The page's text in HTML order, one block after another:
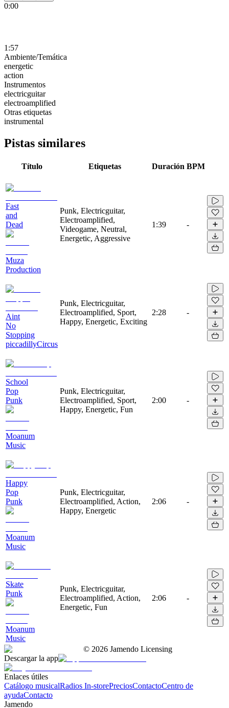
0:00
1:57
Ambiente/Temática
energetic
action
Instrumentos
electricguitar
electroamplified
Otras etiquetas
instrumental
Pistas similares
Título Etiquetas Duración BPM
Fast
and
Dead
Muza
Production
Punk, Electricguitar,
Electroamplified,
Videogame, Neutral,
Energetic, Aggressive
1:39 -
Aint
No
Stopping
piccadillyCircus
Punk, Electricguitar,
Electroamplified, Sport,
Happy, Energetic, Exciting
2:28 -
School
Pop
Punk
Moanum
Music
Punk, Electricguitar,
Electroamplified, Sport,
Happy, Energetic, Fun
2:00 -
Happy
Pop
Punk
Moanum
Music
Punk, Electricguitar,
Electroamplified, Action,
Happy, Energetic
2:06 -
Skate
Punk
Moanum
Music
Punk, Electricguitar,
Electroamplified, Action,
Energetic, Fun
2:06 -
© 2026 Jamendo Licensing
Descargar la app
Enlaces útiles
Catálogo musicalRadios In-storePreciosContactoCentro de
ayudaContacto
Jamendo